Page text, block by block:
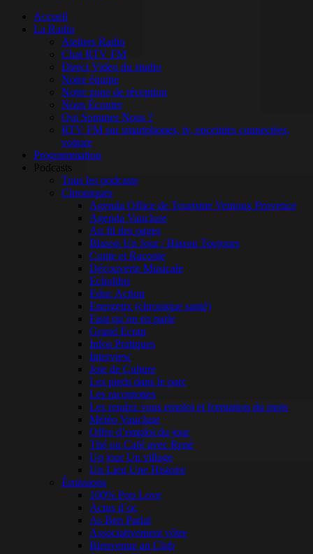
Accueil
La Radio
Ateliers Radio
Chat RTV FM
Direct Video du studio
Notre équipe
Notre zone de réception
Nous Écouter
Qui Sommes Nous ?
RTV FM sur smartphones, tv, enceintes connectées,
voiture
Programmation
Podcasts
Tous les podcasts
Chroniques
Agenda Office de Tourisme Ventoux Provence
Agenda Vaucluse
Au fil des pages
Blason Un Jour / Blason Toujours
Conte et Raconte
Découverte Musicale
Echolibri
Educ Action
Energetix (chronique santé)
Faut qu’on en parle
Grand Ecran
Infos Pratiques
Interview
Joie de Culture
Les pieds dans le parc
Les racontottes
Les rendez vous emploi et formation du mois
Météo Vaucluse
Offre d’emploi du jour
Thé ou Café avec René
Un jour Un village
Un Lieu Une Histoire
Émissions
100% Pop Love
Actus d’oc
As Ben Parlat
Associativement vôtre
Bienvenue au Club